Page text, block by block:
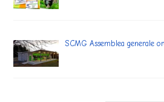
SCMG Assemblea generale